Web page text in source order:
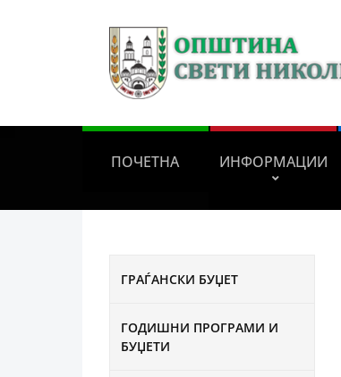
ПОЧЕТНА ИНФОРМАЦИИ
ГРАЃАНСКИ БУЏЕТ
ГОДИШНИ ПРОГРАМИ И
БУЏЕТИ